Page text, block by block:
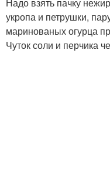
укропа и петрушки,
маринованых огурца
Чуток соли и перчика